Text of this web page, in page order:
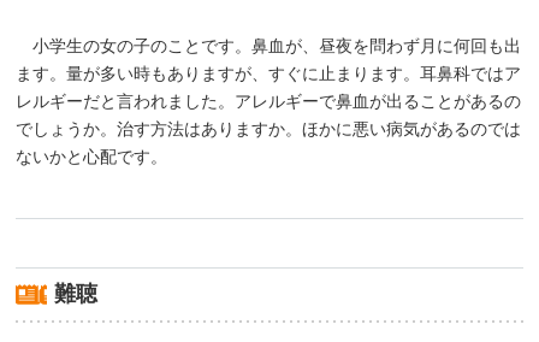
小学生の女の子のことです。鼻血が、昼夜を問わず月に何回も出
ます。量が多い時もありますが、すぐに止まります。耳鼻科ではア
レルギーだと言われました。アレルギーで鼻血が出ることがあるの
でしょうか。治す方法はありますか。ほかに悪い病気があるのでは
ないかと心配です。
難聴